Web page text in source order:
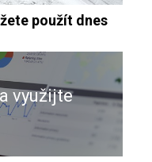
použít dnes
využijte